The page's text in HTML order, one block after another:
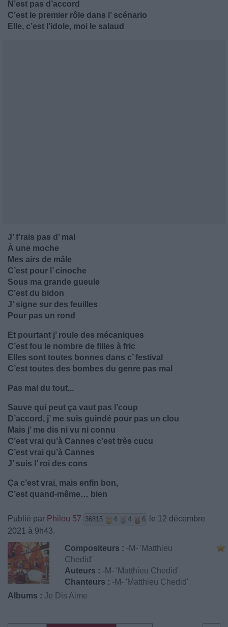
N’est pas d’accord
C’est le premier rôle dans l’ scénario
Elle, c’est l’idole, moi le salaud
J’ f’rais pas d’ mal
À une moche
Mes airs de mâle
C’est pour l’ cinoche
Sous ma grande gueule
C’est du bidon
J’ signe sur des feuilles
Pour pas un rond
Et pourtant j’ roule des mécaniques
C’est fou le nombre de filles à fric
Elles sont toutes bonnes dans c’ festival
C’est toutes des bombes du genre pas mal
Pas mal du tout...
Sauve qui peut ça vaut pas l’coup
D’accord, j’ me suis guindé pour pas un clou
Mais j’ me dis ni vu ni connu
C’est vrai qu’à Cannes c’est très cucu
C’est vrai qu’à Cannes
J’ suis l’ roi des cons
Ça c’est vrai, mais enfin bon,
C’est quand-même… bien
Publié par Philou 57 36815 4 4 6
le 12 décembre
2021 à 9h43.
Compositeurs : -M- 'Matthieu
Chedid'
Auteurs : -M- 'Matthieu Chedid'
Chanteurs : -M- 'Matthieu Chedid'
Albums : Je Dis Aime